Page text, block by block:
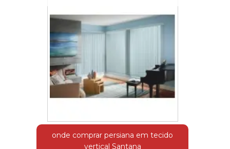
onde comprar persiana em tecido
vertical Santana